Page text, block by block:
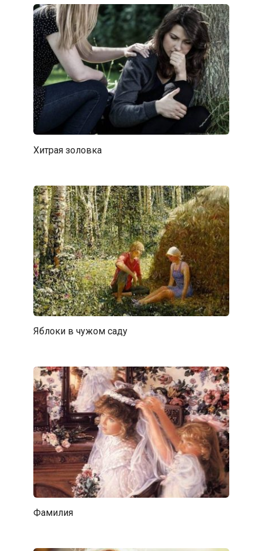
Хитрая золовка
Яблоки в чужом саду
Фамилия